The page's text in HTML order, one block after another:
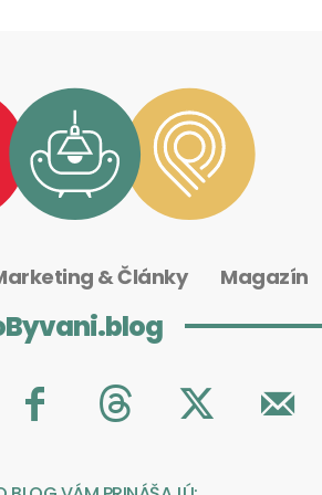
& Články Magazín